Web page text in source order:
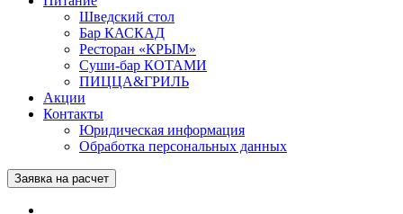
Шведский стол
Бар КАСКАД
Ресторан «КРЫМ»
Суши-бар КОТАМИ
ПИЦЦА&ГРИЛЬ
Акции
Контакты
Юридическая информация
Обработка персональных данных
Заявка на расчет